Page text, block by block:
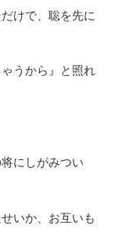
けで、聡を先に
うから』と照れ
にしがみつい
いか、お互いも